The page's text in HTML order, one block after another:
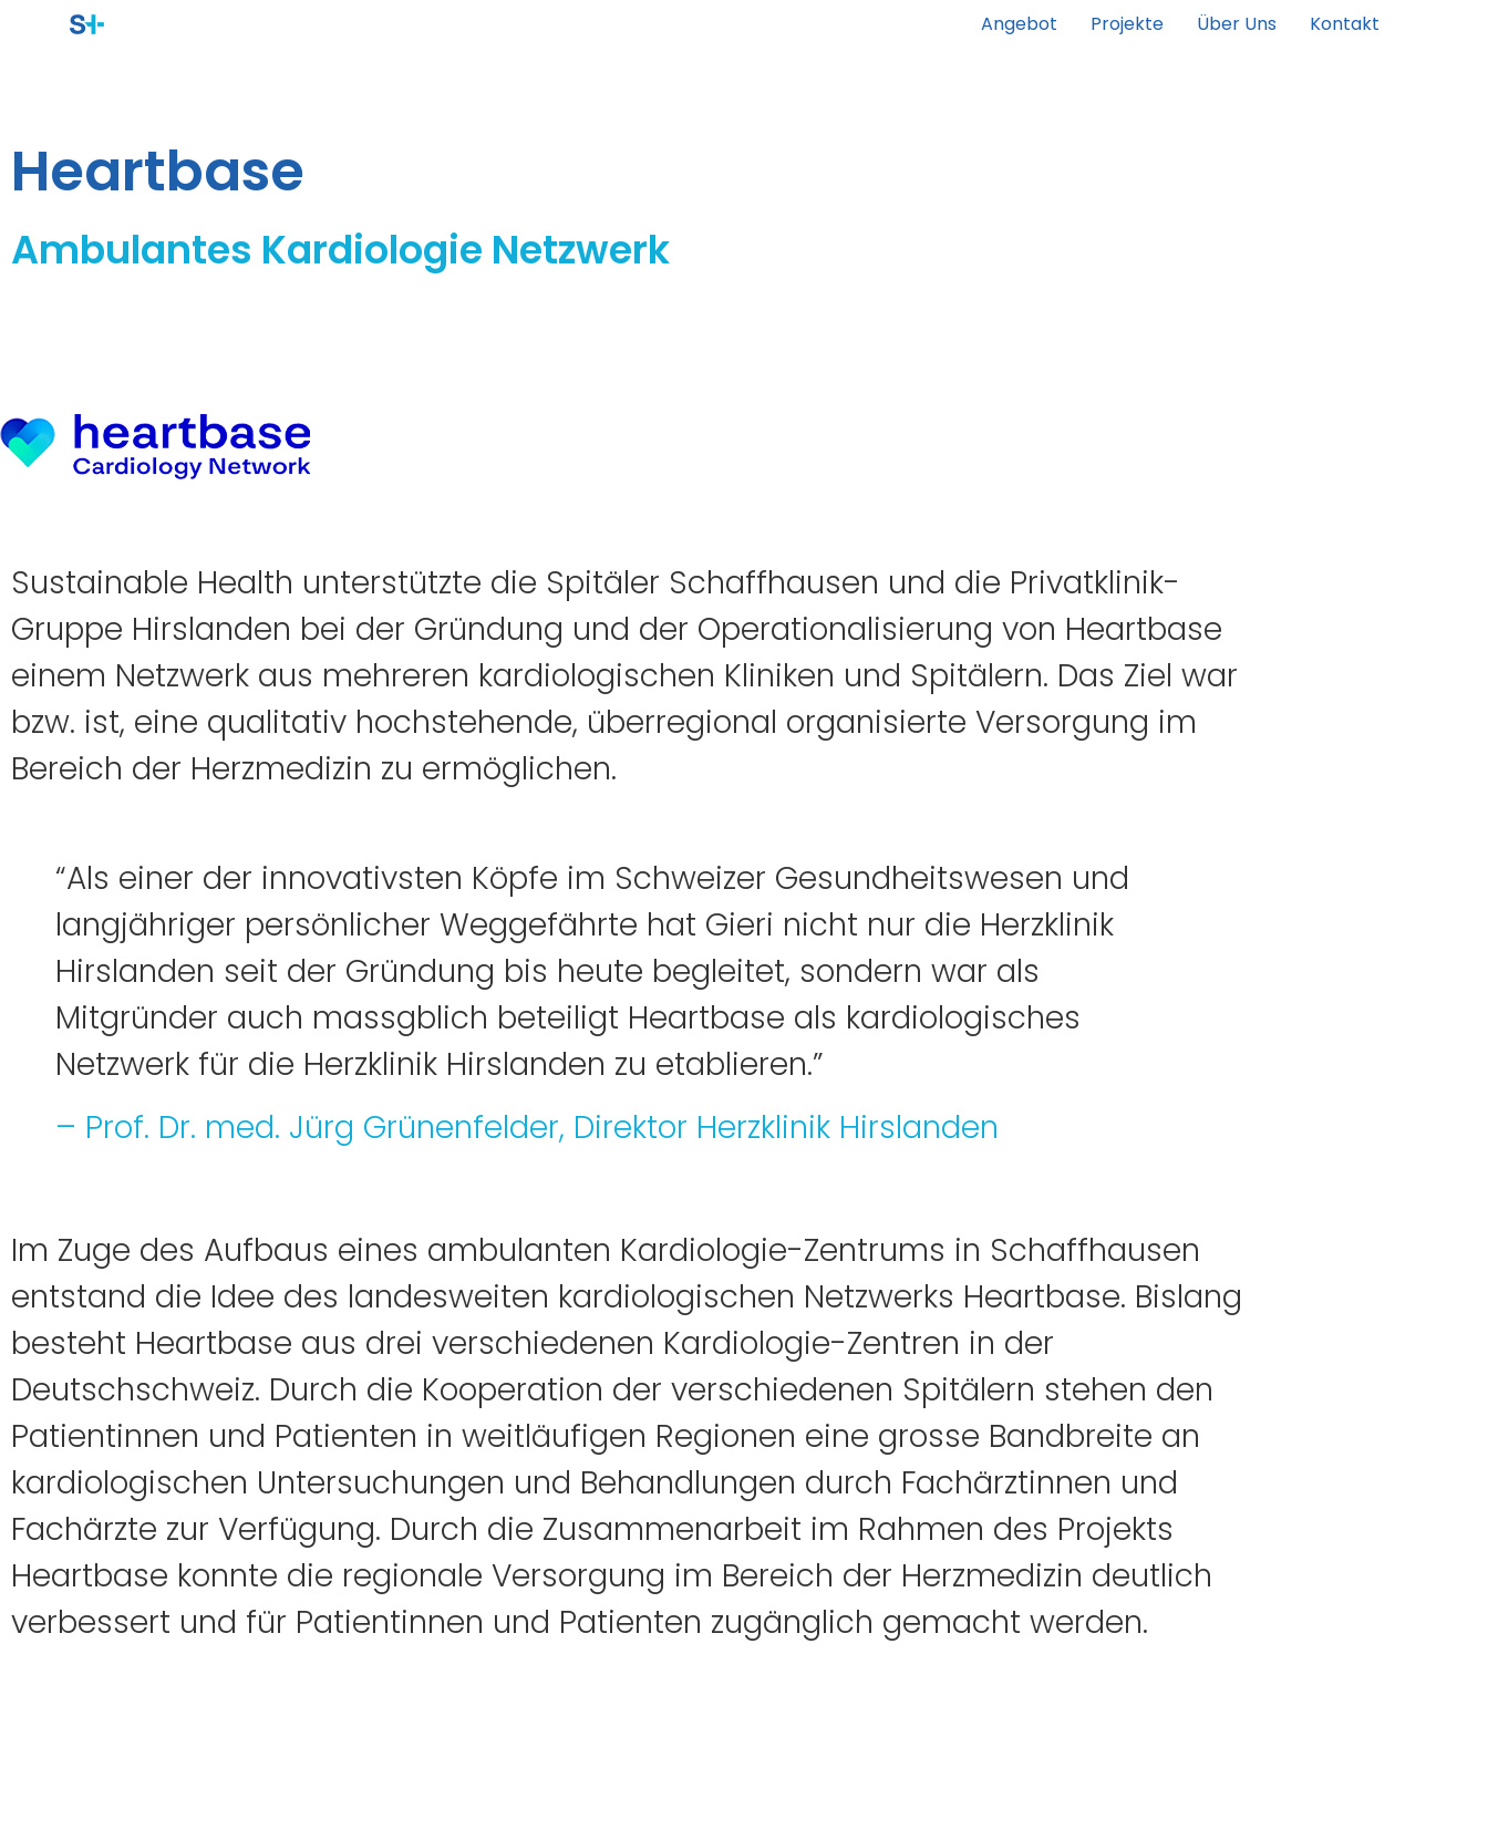
Angebot Projekte Über Uns Kontakt
Heartbase
Ambulantes Kardiologie Netzwerk
Sustainable Health unterstützte die Spitäler Schaffhausen und die Privatklinik-
Gruppe Hirslanden bei der Gründung und der Operationalisierung von Heartbase
einem Netzwerk aus mehreren kardiologischen Kliniken und Spitälern. Das Ziel war
bzw. ist, eine qualitativ hochstehende, überregional organisierte Versorgung im
Bereich der Herzmedizin zu ermöglichen.
“Als einer der innovativsten Köpfe im Schweizer Gesundheitswesen und
langjähriger persönlicher Weggefährte hat Gieri nicht nur die Herzklinik
Hirslanden seit der Gründung bis heute begleitet, sondern war als
Mitgründer auch massgblich beteiligt Heartbase als kardiologisches
Netzwerk für die Herzklinik Hirslanden zu etablieren.”
– Prof. Dr. med. Jürg Grünenfelder, Direktor Herzklinik Hirslanden
Im Zuge des Aufbaus eines ambulanten Kardiologie-Zentrums in Schaffhausen
entstand die Idee des landesweiten kardiologischen Netzwerks Heartbase. Bislang
besteht Heartbase aus drei verschiedenen Kardiologie-Zentren in der
Deutschschweiz. Durch die Kooperation der verschiedenen Spitälern stehen den
Patientinnen und Patienten in weitläufigen Regionen eine grosse Bandbreite an
kardiologischen Untersuchungen und Behandlungen durch Fachärztinnen und
Fachärzte zur Verfügung. Durch die Zusammenarbeit im Rahmen des Projekts
Heartbase konnte die regionale Versorgung im Bereich der Herzmedizin deutlich
verbessert und für Patientinnen und Patienten zugänglich gemacht werden.